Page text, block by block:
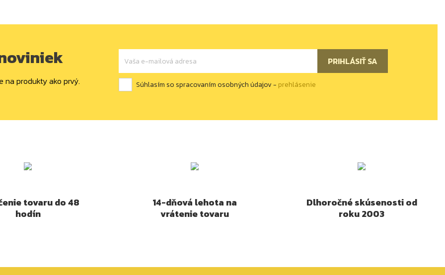
na produkty ako prvý. Súhlasím so spracovaním osobných údajov - prehlásenie
tovaru do 48
hodín
14-dňová lehota na
vrátenie tovaru
Dlhoročné skúsenosti od
roku 2003